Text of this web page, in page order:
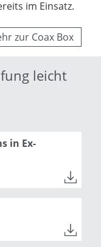
im Einsatz.
zur Coax Box
leicht
in Ex-